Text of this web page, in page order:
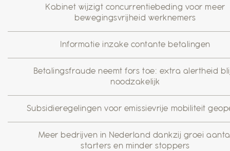
Kabinet wijzigt concurrentiebeding voor meer
bewegingsvrijheid werknemers
Informatie inzake contante betalingen
Betalingsfraude neemt fors toe: extra alertheid
noodzakelijk
Subsidieregelingen voor emissievrije mobiliteit
Meer bedrijven in Nederland dankzij groei
starters en minder stoppers